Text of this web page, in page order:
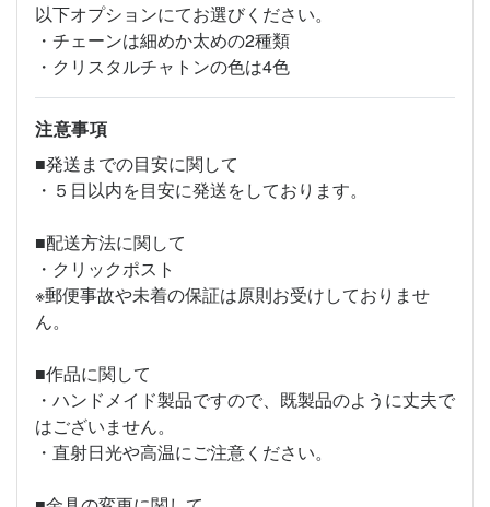
以下オプションにてお選びください。
・チェーンは細めか太めの2種類
・クリスタルチャトンの色は4色
注意事項
■発送までの目安に関して
・５日以内を目安に発送をしております。
■配送方法に関して
・クリックポスト
※郵便事故や未着の保証は原則お受けしておりませ
ん。
■作品に関して
・ハンドメイド製品ですので、既製品のように丈夫で
はございません。
・直射日光や高温にご注意ください。